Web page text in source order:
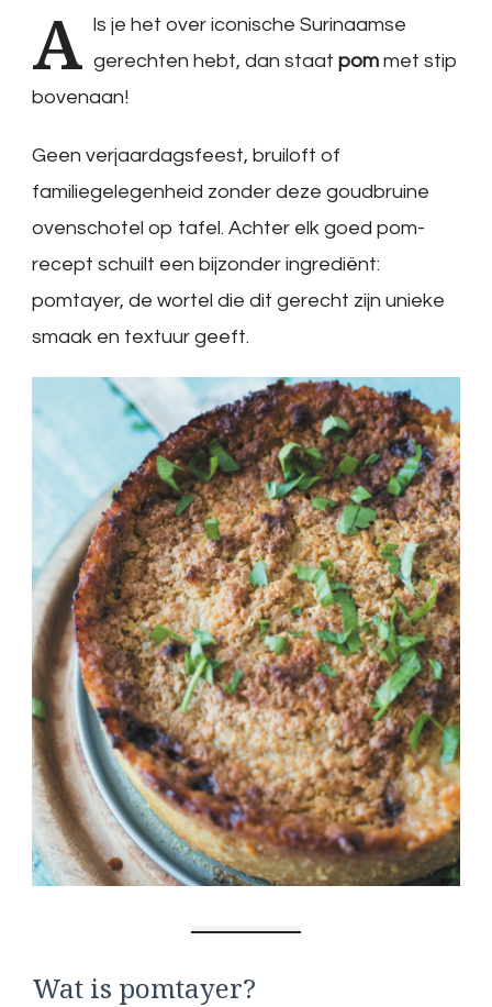
A ls je het over iconische Surinaamse
gerechten hebt, dan staat pom met stip
bovenaan!
Geen verjaardagsfeest, bruiloft of
familiegelegenheid zonder deze goudbruine
ovenschotel op tafel. Achter elk goed pom-
recept schuilt een bijzonder ingrediënt:
pomtayer, de wortel die dit gerecht zijn unieke
smaak en textuur geeft.
Wat is pomtayer?